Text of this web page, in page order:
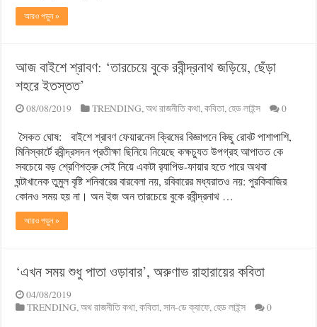
আরও পড়ুন »
আজ বাইশে শ্রাবণ: ‘তারচেয়ে বুকে রবীন্দ্রনাথ জড়িয়ে, ছেঁড়া
শহরে ইতস্তত’
08/08/2019 TRENDING,অথ রাজনীতি কথা,কবিতা,হেড লাইন্স 0
সৈকত ঘোষ: বাইশে শ্রাবণ ফেয়ারনেস ক্রিমের বিজ্ঞাপনে কিছু রোবট পাশাপাশি,
মিনিস্কার্টে রবীন্দ্রসদন প্রতীক্ষা ছিনিয়ে নিয়েছে কক্ষচ্যুত উপগ্রহ আপাতত কে
সবচেয়ে বড় শ্রেণিশত্রু সেই নিয়ে একটা র‌্যাপিড-ফায়ার হতে পারে অথবা
ঘন্টাখানেক তুমুল বৃষ্টি শনিবারের বারবেলা নয়, রবিবারের মধ্যরাতও নয়: পুরকিবাজির
কোনও সময় হয় না। অন ইজ অন তারচেয়ে বুকে রবীন্দ্রনাথ …
আরও পড়ুন »
‘এখন সময় শুধু পাতা ওড়াবার’, অরুণাভ রাহারায়ের কবিতা
04/08/2019
TRENDING,অথ রাজনীতি কথা,কবিতা,সান-ডে ক্যাফে,হেড লাইন্স 0